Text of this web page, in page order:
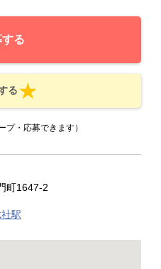
る
る
プ・応募できます）
町1647-2
駅